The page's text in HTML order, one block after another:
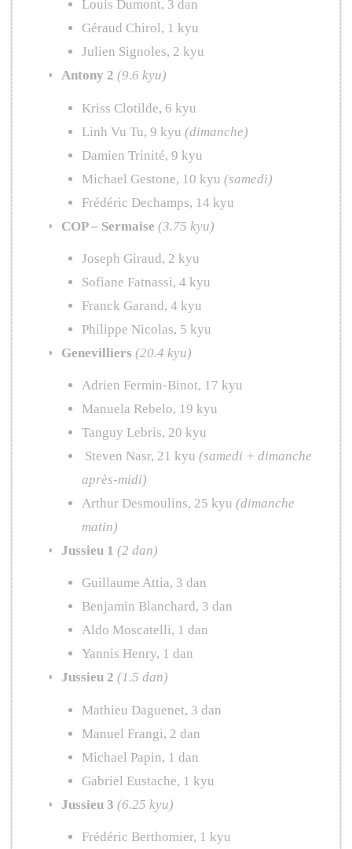
Louis Dumont, 3 dan
Géraud Chirol, 1 kyu
Julien Signoles, 2 kyu
Antony 2 (9.6 kyu)
Kriss Clotilde, 6 kyu
Linh Vu Tu, 9 kyu (dimanche)
Damien Trinité, 9 kyu
Michael Gestone, 10 kyu (samedi)
Frédéric Dechamps, 14 kyu
COP – Sermaise (3.75 kyu)
Joseph Giraud, 2 kyu
Sofiane Fatnassi, 4 kyu
Franck Garand, 4 kyu
Philippe Nicolas, 5 kyu
Genevilliers (20.4 kyu)
Adrien Fermin-Binot, 17 kyu
Manuela Rebelo, 19 kyu
Tanguy Lebris, 20 kyu
Steven Nasr, 21 kyu (samedi + dimanche
après-midi)
Arthur Desmoulins, 25 kyu (dimanche
matin)
Jussieu 1 (2 dan)
Guillaume Attia, 3 dan
Benjamin Blanchard, 3 dan
Aldo Moscatelli, 1 dan
Yannis Henry, 1 dan
Jussieu 2 (1.5 dan)
Mathieu Daguenet, 3 dan
Manuel Frangi, 2 dan
Michael Papin, 1 dan
Gabriel Eustache, 1 kyu
Jussieu 3 (6.25 kyu)
Frédéric Berthomier, 1 kyu